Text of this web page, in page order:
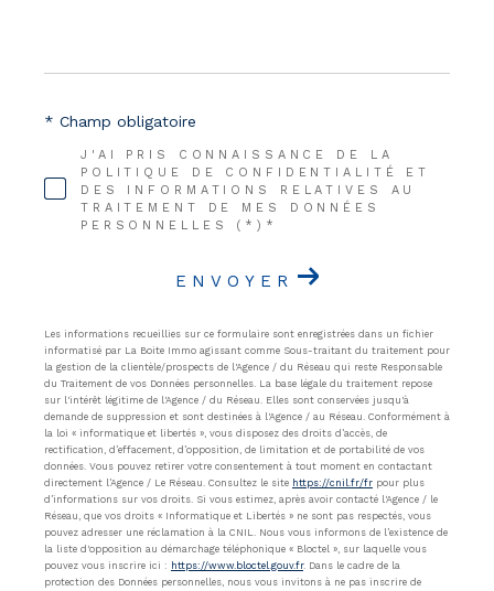
J'AI PRIS CONNAISSANCE DE LA
POLITIQUE DE CONFIDENTIALITÉ ET
DES INFORMATIONS RELATIVES AU
TRAITEMENT DE MES DONNÉES
PERSONNELLES (*)*
* Champ obligatoire
ENVOYER
Les informations recueillies sur ce formulaire sont enregistrées dans un fichier
informatisé par La Boite Immo agissant comme Sous-traitant du traitement pour
la gestion de la clientèle/prospects de l'Agence / du Réseau qui reste Responsable
du Traitement de vos Données personnelles. La base légale du traitement repose
sur l'intérêt légitime de l'Agence / du Réseau. Elles sont conservées jusqu'à
demande de suppression et sont destinées à l'Agence / au Réseau. Conformément à
la loi « informatique et libertés », vous disposez des droits d’accès, de
rectification, d’effacement, d’opposition, de limitation et de portabilité de vos
données. Vous pouvez retirer votre consentement à tout moment en contactant
directement l’Agence / Le Réseau. Consultez le site https://cnil.fr/fr pour plus
d’informations sur vos droits. Si vous estimez, après avoir contacté l'Agence / le
Réseau, que vos droits « Informatique et Libertés » ne sont pas respectés, vous
pouvez adresser une réclamation à la CNIL. Nous vous informons de l’existence de
la liste d'opposition au démarchage téléphonique « Bloctel », sur laquelle vous
pouvez vous inscrire ici : https://www.bloctel.gouv.fr. Dans le cadre de la
protection des Données personnelles, nous vous invitons à ne pas inscrire de